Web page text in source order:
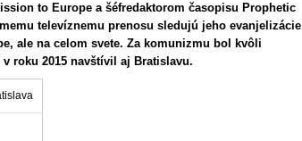
to Europe a šéfredaktorom časopisu Prophetic
televíznemu prenosu sledujú jeho evanjelizácie
ale na celom svete. Za komunizmu bol kvôli
roku 2015 navštívil aj Bratislavu.